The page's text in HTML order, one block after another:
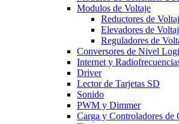
Modulos de Voltaje
Reductores de
Elevadores de
Reguladores de
Conversores de Nivel
Internet y
Driver
Lector de Tarjetas SD
Sonido
PWM y Dimmer
Carga y Controladores de